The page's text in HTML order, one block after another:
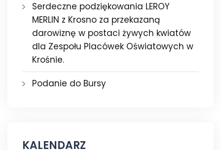
Serdeczne podziękowania LEROY
MERLIN z Krosno za przekazaną
darowiznę w postaci żywych kwiatów
dla Zespołu Placówek Oświatowych w
Krośnie.
Podanie do Bursy
KALENDARZ